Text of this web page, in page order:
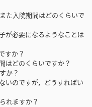
入院期間はどのくらいで
が必要になるようなことは
すか？
はどのくらいですか？
か？
いのですが，どうすればい
れますか？